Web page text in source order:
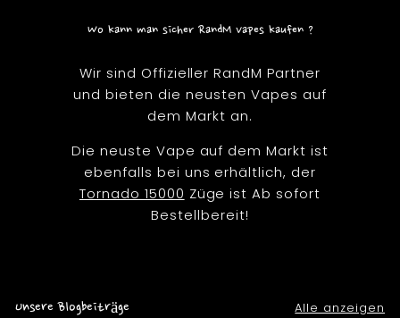
Wo kann man sicher RandM Vapes kaufen ?
Wir sind Offizieller RandM Partner
und bieten die neusten Vapes auf
dem Markt an.
Die neuste Vape auf dem Markt ist
ebenfalls bei uns erhältlich, der
Tornado 15000 Züge ist Ab sofort
Bestellbereit!
Unsere Blogbeiträge Alle anzeigen